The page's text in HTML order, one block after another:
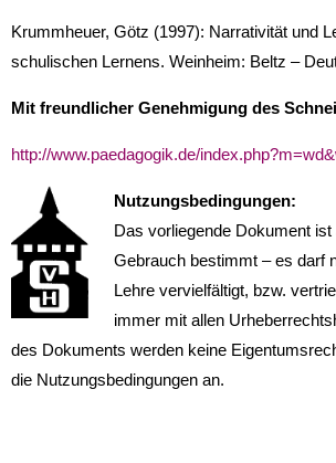
Krummheuer, Götz (1997): Narrativität und
schulischen Lernens. Weinheim: Beltz –
Mit freundlicher Genehmigung des
http://www.paedagogik.de/
Nutzungsbedingungen:
Das vorliegende Dokument
Gebrauch bestimmt – es darf
Lehre vervielfältigt, bzw.
immer mit allen
des Dokuments werden keine
die Nutzungsbedingungen an.